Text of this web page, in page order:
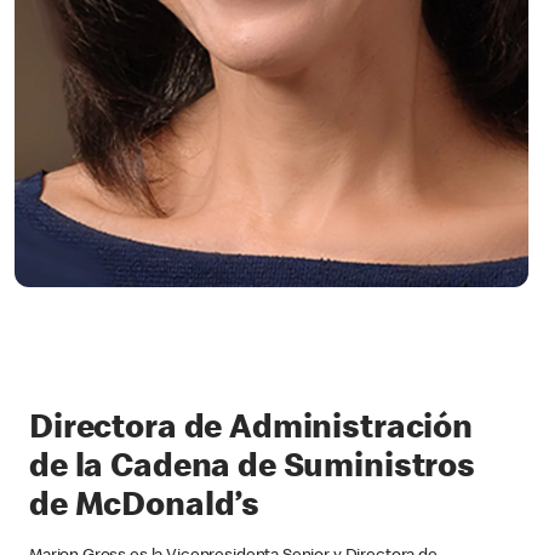
Directora de Administración
de la Cadena de Suministros
de McDonald’s